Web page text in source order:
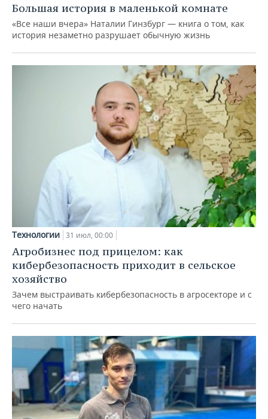
Большая история в маленькой комнате
«Все наши вчера» Наталии Гинзбург — книга о том, как
история незаметно разрушает обычную жизнь
Технологии 31 июл, 00:00
Агробизнес под прицелом: как
кибербезопасность приходит в сельское
хозяйство
Зачем выстраивать кибербезопасность в агросекторе и с
чего начать